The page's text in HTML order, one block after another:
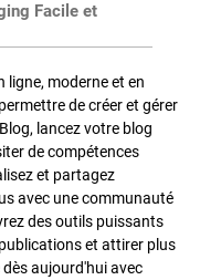
Facile et
ligne, moderne et en
de créer et gérer
lancez votre blog
de compétences
et partagez
avec une communauté
des outils puissants
et attirer plus
aujourd'hui avec